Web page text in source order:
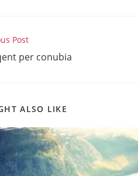
Post
per conubia
ALSO LIKE